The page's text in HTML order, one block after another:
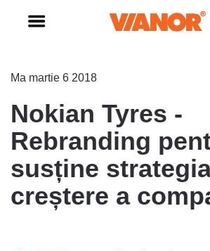
Ma martie 6 2018
Nokian Tyres -
Rebranding
susține
creștere a